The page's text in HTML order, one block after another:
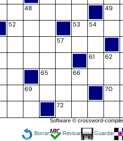
Borrar Revisar Guardar
48 49
52 53 54
57
61 62
65 66
69 70
72
Software ©crossword-